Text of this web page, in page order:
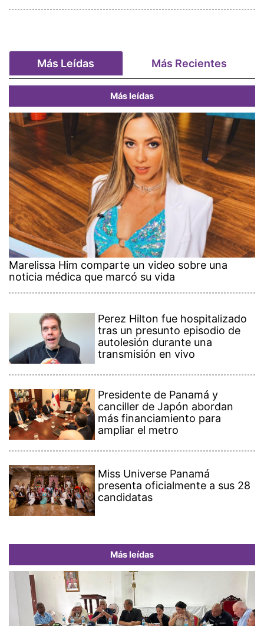
Más Leídas Más Recientes
Más leídas
Marelissa Him comparte un video sobre una
noticia médica que marcó su vida
Perez Hilton fue hospitalizado
tras un presunto episodio de
autolesión durante una
transmisión en vivo
Presidente de Panamá y
canciller de Japón abordan
más financiamiento para
ampliar el metro
Miss Universe Panamá
presenta oficialmente a sus 28
candidatas
Más leídas